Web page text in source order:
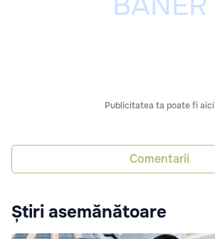
Publicitatea ta poate fi aici
Comentarii
Știri asemănătoare